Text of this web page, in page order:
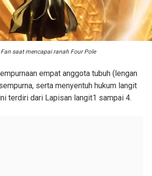
Fan saat mencapai ranah Four Pole
empat anggota tubuh (lengan
serta menyentuh hukum langit
terdiri dari Lapisan langit1 sampai 4.